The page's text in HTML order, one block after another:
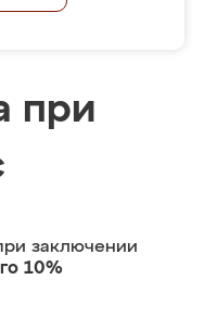
при
заключении
10%